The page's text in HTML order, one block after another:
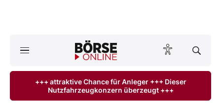
Anlageprodukte
+++ attraktive Chance für Anleger +++ Dieser
Nutzfahrzeugkonzern überzeugt +++